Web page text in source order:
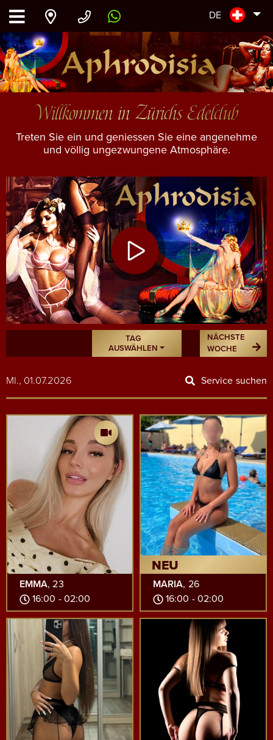
DE
Willkommen in Zürichs Edelclub
Treten Sie ein und geniessen Sie eine angenehme
und völlig ungezwungene Atmosphäre.
TAG
AUSWÄHLEN
NÄCHSTE
WOCHE
MI., 01.07.2026 Service suchen
EMMA, 23
16:00 - 02:00
NEU
MARIA, 26
16:00 - 02:00